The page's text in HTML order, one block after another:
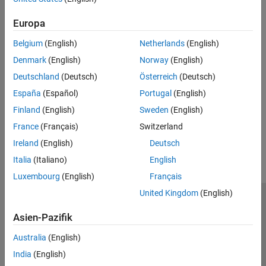
For more information, see:
https://en.wikipedia.org/wiki/Secure_Shell
https://elinux.org/CLI_Spells
https://linuxcommand.org/lc3_learning_the_shell.php
How useful was this information?
Europa
Belgium (English)
Denmark (English)
Deutschland (Deutsch)
España (Español)
Finland (English)
France (Français)
Ireland (English)
Italia (Italiano)
Luxembourg (English)
Netherlands(English)
Norway(English)
Österreich (Deutsch)
Portugal (English)
Sweden (English)
Switzerland
Deutsch
English
Français
United Kingdom(English)
Asien-Pazifik
Australia (English)
India (English)
Datendiebstahl verhindern
© 1994-2026 The MathWorks, Inc.